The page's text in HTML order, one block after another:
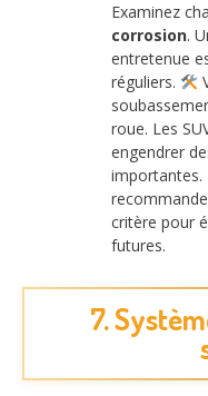
Examinez
corrosion.
entretenue
réguliers.
roue. Les
engendrer
importantes.
critère pour
futures.
7.